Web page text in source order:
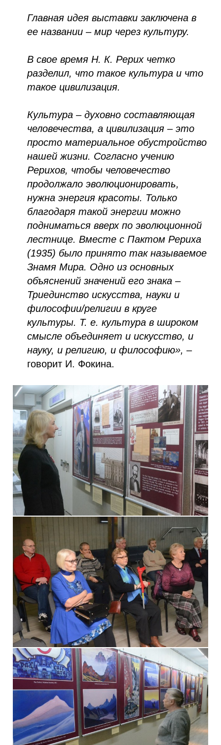
Главная идея выставки заключена в
ее названии – мир через культуру.
В свое время Н. К. Рерих четко
разделил, что такое культура и что
такое цивилизация.
Культура – духовно составляющая
человечества, а цивилизация – это
просто материальное обустройство
нашей жизни. Согласно учению
Рерихов, чтобы человечество
продолжало эволюционировать,
нужна энергия красоты. Только
благодаря такой энергии можно
подниматься вверх по эволюционной
лестнице. Вместе с Пактом Рериха
(1935) было принято так называемое
Знамя Мира. Одно из основных
объяснений значений его знака –
Триединство искусства, науки и
философии/религии в круге
культуры. Т. е. культура в широком
смысле объединяет и искусство, и
науку, и религию, и философию», –
говорит И. Фокина.